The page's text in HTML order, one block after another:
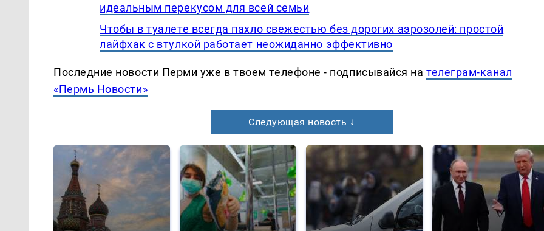
идеальным перекусом для всей семьи
Чтобы в туалете всегда пахло свежестью без дорогих аэрозолей: простой
лайфхак с втулкой работает неожиданно эффективно
Последние новости Перми уже в твоем телефоне - подписывайся нателеграм-канал
«Пермь Новости»
Следующая новость ↓